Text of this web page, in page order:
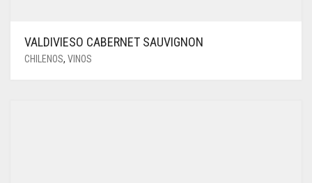
VALDIVIESO CABERNET SAUVIGNON
CHILENOS, VINOS